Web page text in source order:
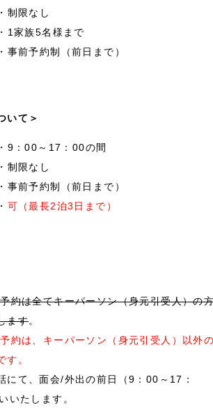
制限なし
1家族5名様まで
事前予約制（前日まで）
いて＞
9：00～17：00の間
制限なし
事前予約制（前日まで）
可（最長2泊3日まで）
約は全てキーパーソン（身元引受人）の
ます。
約は、キーパーソン（身元引受人）以外
す。
にて、面会/外出の前日（9：00～17：
いたします。